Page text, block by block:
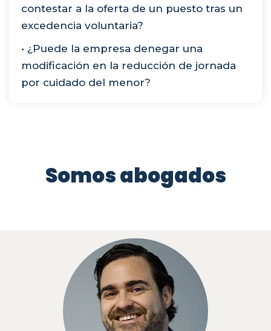
contestar a la oferta de un puesto tras un
excedencia voluntaria?
• ¿Puede la empresa denegar una
modificación en la reducción de jornada
por cuidado del menor?
Somos abogados